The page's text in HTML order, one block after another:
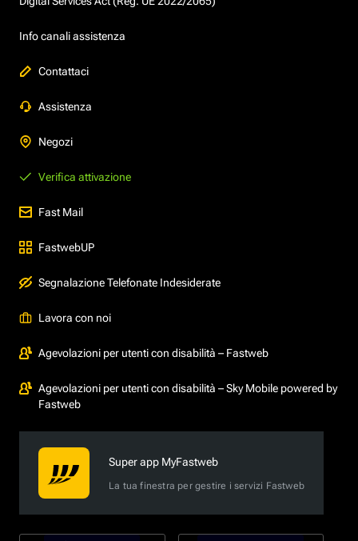
Info canali assistenza
Contattaci
Assistenza
Negozi
Verifica attivazione
Fast Mail
FastwebUP
Segnalazione Telefonate Indesiderate
Lavora con noi
Agevolazioni per utenti con disabilità – Fastweb
Agevolazioni per utenti con disabilità – Sky Mobile powered by
Fastweb
Super app MyFastweb
La tua finestra per gestire i servizi Fastweb